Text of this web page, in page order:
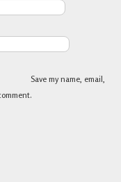
Save my name, email,